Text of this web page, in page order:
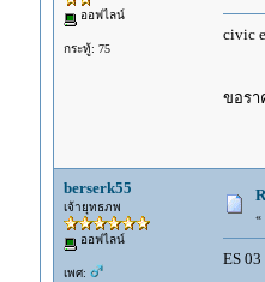
ออฟไลน์
กระทู้: 75
civic
ขอรา
berserk55
เจ้ายุทธภพ
ออฟไลน์
เพศ:
«
ES